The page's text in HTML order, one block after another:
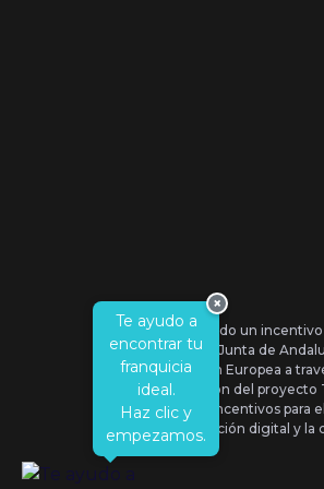
Se ha recibido un
IDEA, de la Junta de
por la Unión Europea a
la realización del proyecto
Orden de Incentivos para
transformación digital y
Te ayudo a
encontrar tu
franquicia
ideal.
Haz clic y
empezamos.
×